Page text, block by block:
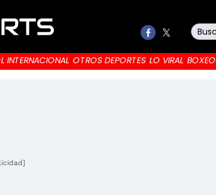
INTERNACIONAL OTROS DEPORTES LO VIRAL BOXEO